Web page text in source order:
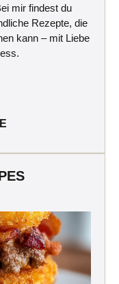
mir findest du
Rezepte, die
kann – mit Liebe